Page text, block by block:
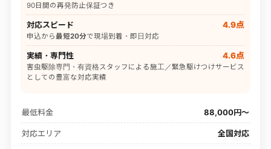
90日間の再発防止保証つき
対応スピード 4.9点
申込から最短20分で現場到着・即日対応
実績・専門性 4.6点
害虫駆除専門・有資格スタッフによる施工／緊急駆けつけサービス
としての豊富な対応実績
最低料金 88,000円〜
対応エリア 全国対応